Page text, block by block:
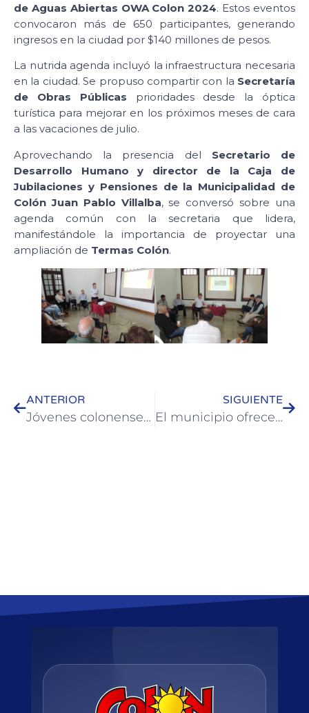
de Aguas Abiertas OWA Colon 2024. Estos eventos
convocaron más de 650 participantes, generando
ingresos en la ciudad por $140 millones de pesos.
La nutrida agenda incluyó la infraestructura necesaria
en la ciudad. Se propuso compartir con la Secretaría
de Obras Públicas prioridades desde la óptica
turística para mejorar en los próximos meses de cara
a las vacaciones de julio.
Aprovechando la presencia del Secretario de
Desarrollo Humano y director de la Caja de
Jubilaciones y Pensiones de la Municipalidad de
Colón Juan Pablo Villalba, se conversó sobre una
agenda común con la secretaria que lidera,
manifestándole la importancia de proyectar una
ampliación de Termas Colón.
ANTERIOR
Jóvenes colonenses ingresaron a la planta permanente en empresa local
SIGUIENTE
El municipio ofrece talleres de Orientación Laboral